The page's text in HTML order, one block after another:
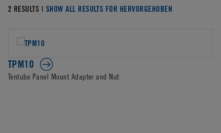
2 RESULTS | SHOW ALL RESULTS FOR HERVORGEHOBEN
TPM10
Tentube Panel Mount Adapter and Nut